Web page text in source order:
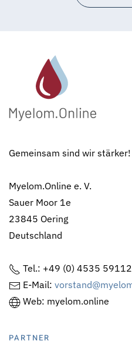
Gemeinsam sind wir stärker!
Myelom.Online e. V.
Sauer Moor 1e
23845 Oering
Deutschland
Tel.: +49 (0) 4535
E-Mail:
Web: myelom.online
PARTNER